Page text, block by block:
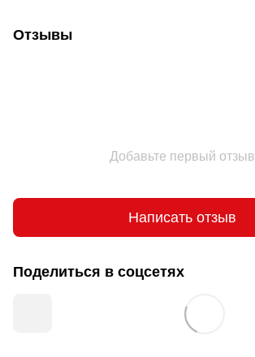
Отзывы
Добавьте первый отзыв
Написать отзыв
Поделиться в соцсетях